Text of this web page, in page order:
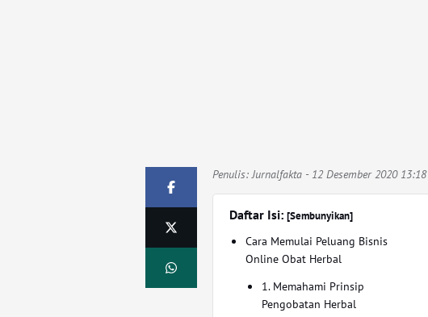
Penulis: Jurnalfakta - 12 Desember 2020 13:18
Daftar Isi:[Sembunyikan]
Cara Memulai Peluang Bisnis
Online Obat Herbal
1. Memahami Prinsip
Pengobatan Herbal